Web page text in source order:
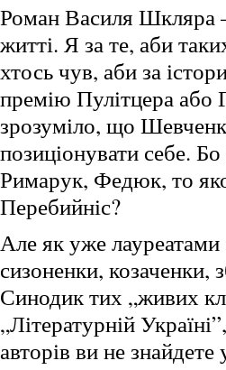
Роман Василя Шкляра
житті. Я за те, аби
хтось чув, аби за
премію Пулітцера або
зрозуміло, що
позиціонувати себе.
Римарук, Федюк, то
Перебийніс?
Але як уже лауреатами
сизоненки, козаченки,
Синодик тих „живих
„Літературній
авторів ви не